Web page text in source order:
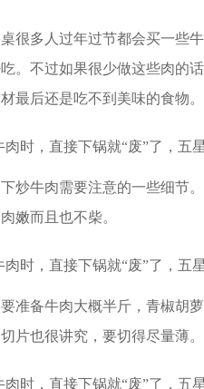
很多人过年过节都会买一些
。不过如果很少做这些肉的
最后还是吃不到美味的食物。
炒牛肉需要注意的一些细节
嫩而且也不柴。
准备牛肉大概半斤，青椒胡
片也很讲究，要切得尽量薄